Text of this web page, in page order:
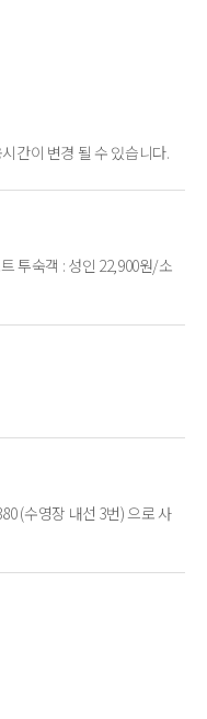
간이 변경 될 수 있습니다.
투숙객 : 성인 22,900원/소
(수영장 내선 3번) 으로 사